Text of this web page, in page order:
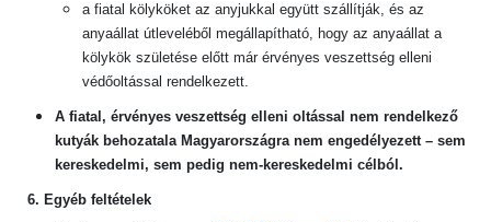
a fiatal kölyköket az anyjukkal együtt szállítják, és az
anyaállat útleveléből megállapítható, hogy az anyaállat a
kölykök születése előtt már érvényes veszettség elleni
védőoltással rendelkezett.
A fiatal, érvényes veszettség elleni oltással nem rendelkező
kutyák behozatala Magyarországra nem engedélyezett – sem
kereskedelmi, sem pedig nem-kereskedelmi célból.
6. Egyéb feltételek